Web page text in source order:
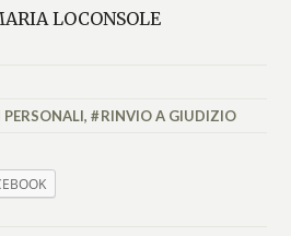
LOCONSOLE
PERSONALI, RINVIO A GIUDIZIO